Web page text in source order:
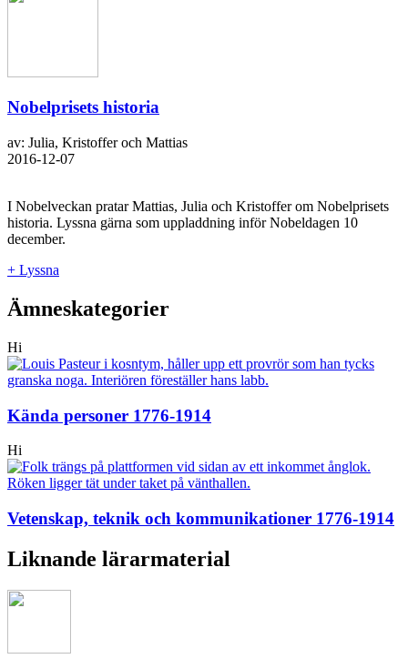
Nobelprisets historia
av: Julia, Kristoffer och Mattias
2016-12-07
I Nobelveckan pratar Mattias, Julia och Kristoffer om Nobelprisets
historia. Lyssna gärna som uppladdning inför Nobeldagen 10
december.
+ Lyssna
Ämneskategorier
Hi
Kända personer 1776-1914
Hi
Vetenskap, teknik och kommunikationer 1776-1914
Liknande lärarmaterial